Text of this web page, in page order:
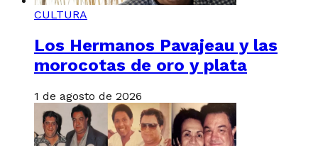
CULTURA
Los Hermanos Pavajeau y las
morocotas de oro y plata
1 de agosto de 2026